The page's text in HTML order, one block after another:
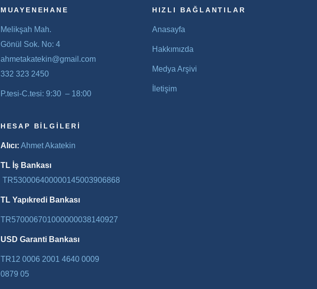
MUAYENEHANE
Melikşah Mah.
Gönül Sok. No: 4
ahmetakatekin@gmail.com
332 323 2450
P.tesi-C.tesi: 9:30 – 18:00
HESAP BILGILERI
Alıcı: Ahmet Akatekin
TL İş Bankası
TR530006400000145003906868
TL Yapıkredi Bankası
TR570006701000000038140927
USD Garanti Bankası
TR12 0006 2001 4640 0009
0879 05
HIZLI BAĞLANTILAR
Anasayfa
Hakkımızda
Medya Arşivi
İletişim